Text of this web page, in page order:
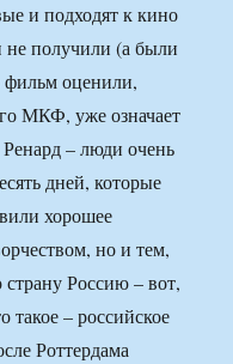
и подходят к кино
не получили (а были
фильм оценили,
МКФ, уже означает
– люди очень
дней, которые
хорошее
но и тем,
Россию – вот,
такое – российское
Роттердама